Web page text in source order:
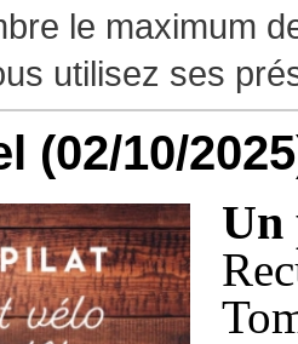
le maximum
utilisez ses
(02/10/
Un